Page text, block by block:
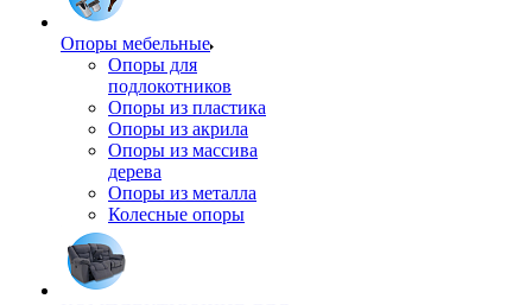
Опоры мебельные
Опоры для
подлокотников
Опоры из пластика
Опоры из акрила
Опоры из массива
дерева
Опоры из металла
Колесные опоры